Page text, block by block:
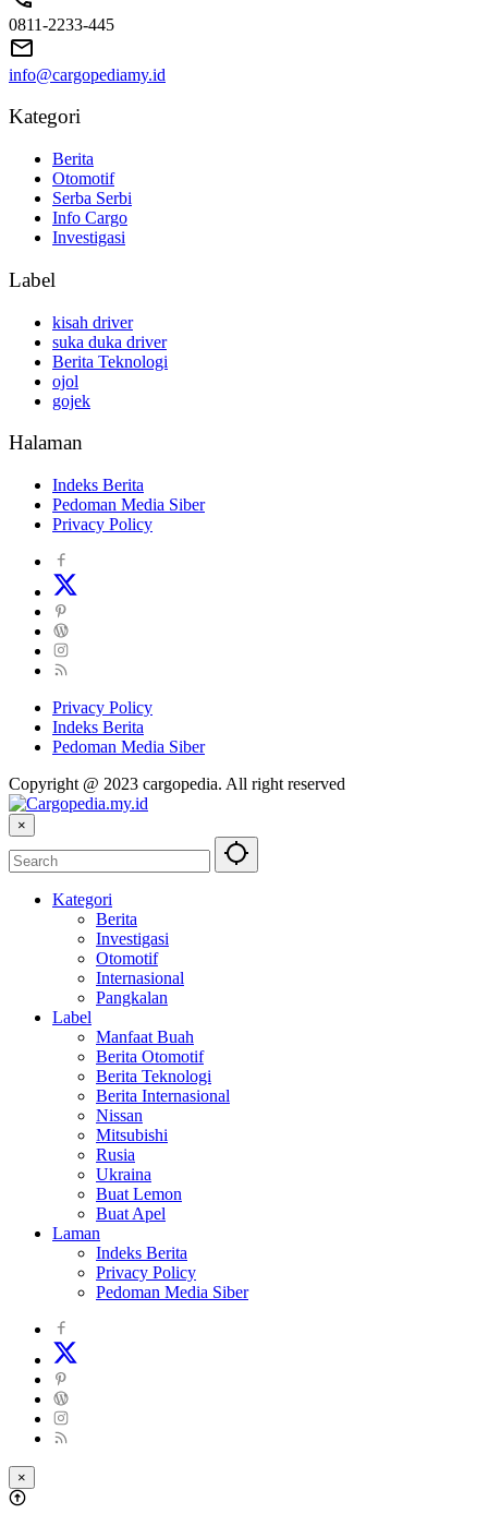
0811-2233-445
info@cargopediamy.id
Kategori
Berita
Otomotif
Serba Serbi
Info Cargo
Investigasi
Label
kisah driver
suka duka driver
Berita Teknologi
ojol
gojek
Halaman
Indeks Berita
Pedoman Media Siber
Privacy Policy
Privacy Policy
Indeks Berita
Pedoman Media Siber
Copyright @ 2023 cargopedia. All right reserved
×
Kategori
Berita
Investigasi
Otomotif
Internasional
Pangkalan
Label
Manfaat Buah
Berita Otomotif
Berita Teknologi
Berita Internasional
Nissan
Mitsubishi
Rusia
Ukraina
Buat Lemon
Buat Apel
Laman
Indeks Berita
Privacy Policy
Pedoman Media Siber
×